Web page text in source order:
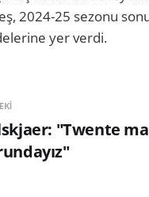
2024-25 sezonu
yer verdi.
"Twente